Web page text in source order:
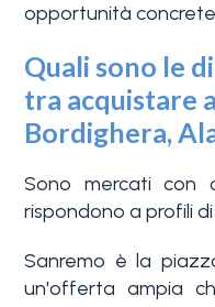
opportunità
Quali sono le
tra acquistare
Bordighera,
Sono mercati con
rispondono a profili
Sanremo è la
un'offerta ampia